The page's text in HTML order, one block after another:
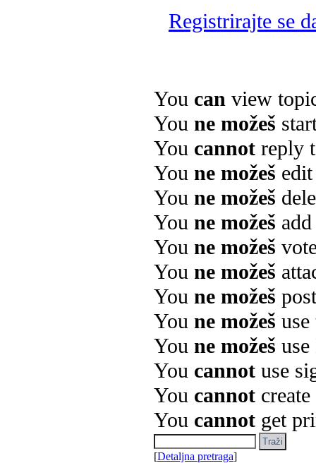
Registrirajte se
You can view
You ne možeš
You cannot reply
You ne možeš
You ne možeš
You ne možeš
You ne možeš
You ne možeš
You ne možeš
You ne možeš
You ne možeš
You cannot use
You cannot
You cannot get
[Detaljna pretraga]